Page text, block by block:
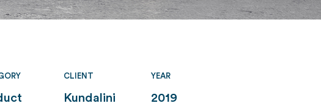
CLIENT
Kundalini
YEAR
2019